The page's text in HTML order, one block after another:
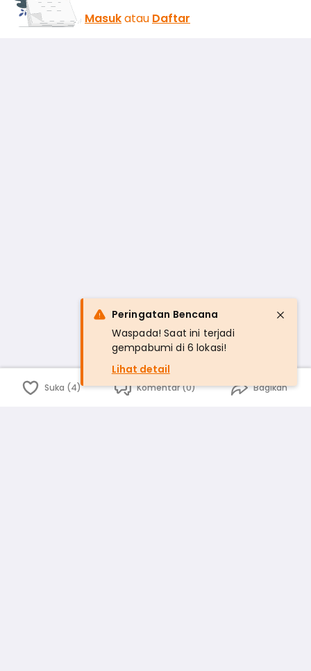
Masukatau Daftar
Suka (4) Komentar (0) Bagikan
Peringatan Bencana
Waspada! Saat ini terjadi
gempabumi di 6 lokasi!
Lihat detail